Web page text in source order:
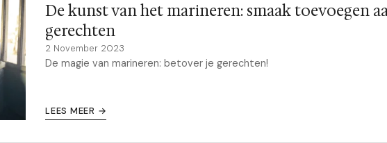
De kunst van het marineren: smaak toevoegen
gerechten
2 November 2023
De magie van marineren: betover je gerechten!
LEES MEER →